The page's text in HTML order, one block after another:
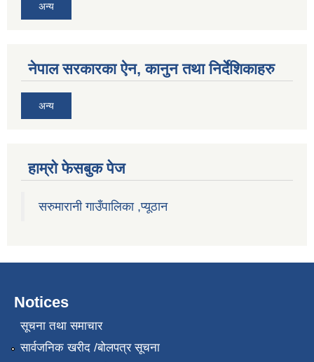
अन्य
नेपाल सरकारका ऐन, कानुन तथा निर्देशिकाहरु
अन्य
हाम्राे फेसबुक पेज
सरुमारानी गाउँपालिका ,प्यूठान
Notices
सूचना तथा समाचार
सार्वजनिक खरीद /बोलपत्र सूचना